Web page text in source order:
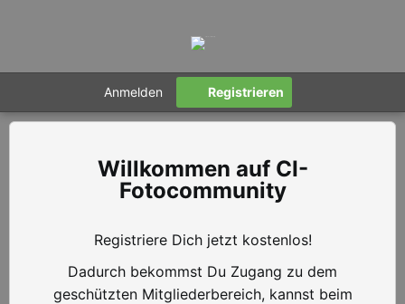
Anmelden Registrieren
CI-
Fotocommunity
Registriere Dich jetzt kostenlos!
Dadurch bekommst Du Zugang zu dem
geschützten Mitgliederbereich, kannst beim